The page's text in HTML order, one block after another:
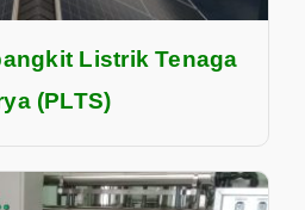
Listrik Tenaga
(PLTS)